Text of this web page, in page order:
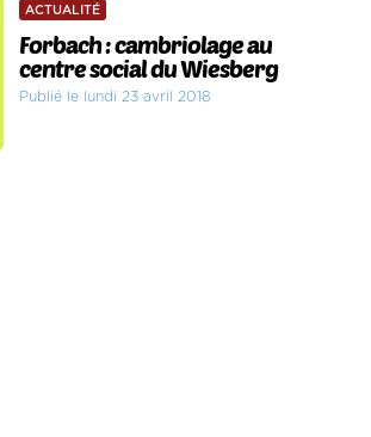
ACTUALITÉ
Forbach : cambriolage au
centre social du Wiesberg
Publié le lundi 23 avril 2018